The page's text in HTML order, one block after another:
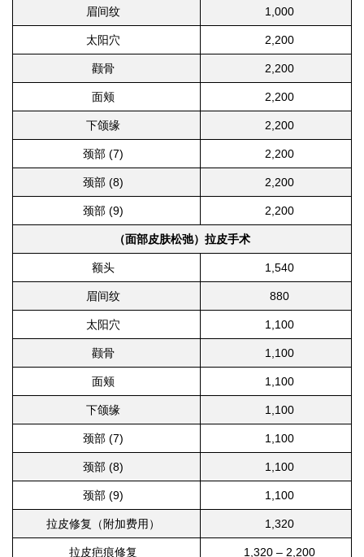
眉间纹 1,000
太阳穴 2,200
颧骨 2,200
面颊 2,200
下颌缘 2,200
颈部 (7) 2,200
颈部 (8) 2,200
颈部 (9) 2,200
（面部皮肤松弛）拉皮手术
额头 1,540
眉间纹 880
太阳穴 1,100
颧骨 1,100
面颊 1,100
下颌缘 1,100
颈部 (7) 1,100
颈部 (8) 1,100
颈部 (9) 1,100
拉皮修复（附加费用） 1,320
拉皮疤痕修复 1,320 – 2,200